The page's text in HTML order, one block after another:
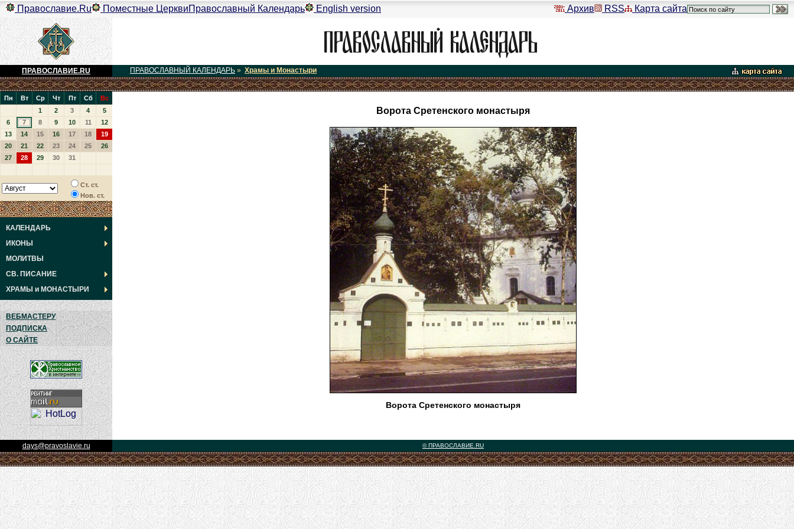
Архив RSS Карта сайта
Православие.Ru Поместные ЦерквиПравославный Календарь English version
ПРАВОСЛАВИЕ.RU ПРАВОСЛАВНЫЙ КАЛЕНДАРЬ » Храмы и Монастыри
Пн Вт Ср Чт Пт Сб
Вс
1
2 3 4
5
6
7 8 9 10 11
12
13
14 15 16 17 18
19
20
21 22 23 24 25
26
27
28 29 30 31
Ст. ст.
Нов. ст.
КАЛЕНДАРЬ
ИКОНЫ
МОЛИТВЫ
СВ. ПИСАНИЕ
ХРАМЫ и МОНАСТЫРИ
ВЕБМАСТЕРУ
ПОДПИСКА
О САЙТЕ
Ворота Сретенского монастыря
Ворота Сретенского монастыря
days@pravoslavie.ru © ПРАВОСЛАВИЕ.RU